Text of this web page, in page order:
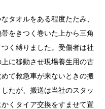
タオルをある程度たたみ、
をきつく巻いた上から三角
く縛りました。受傷者は社
に移動させ現場養生用の古
て救急車が来ないときの搬
たが、搬送は当社のスタッ
くタイア交換をすませて置